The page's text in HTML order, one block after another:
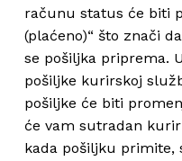
računu status će biti
(plaćeno)“ što znači
se pošiljka priprema.
pošiljke kurirskoj
pošiljke će biti
će vam sutradan
kada pošiljku primite,